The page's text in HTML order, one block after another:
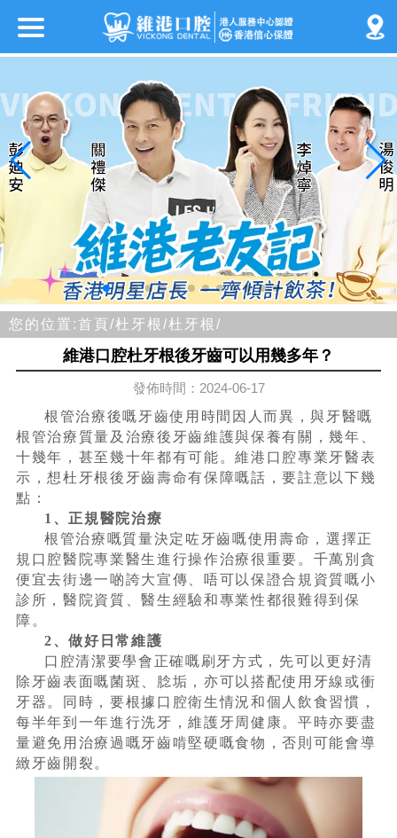
您的位置:首頁/杜牙根/杜牙根/
維港口腔杜牙根後牙齒可以用幾多年？
發佈時間：2024-06-17
根管治療後嘅牙齒使用時間因人而異，與牙醫嘅
根管治療質量及治療後牙齒維護與保養有關，幾年、
十幾年，甚至幾十年都有可能。維港口腔專業牙醫表
示，想杜牙根後牙齒壽命有保障嘅話，要註意以下幾
點：
1、正規醫院治療
根管治療嘅質量決定咗牙齒嘅使用壽命，選擇正
規口腔醫院專業醫生進行操作治療很重要。千萬別貪
便宜去街邊一啲誇大宣傳、唔可以保證合規資質嘅小
診所，醫院資質、醫生經驗和專業性都很難得到保
障。
2、做好日常維護
口腔清潔要學會正確嘅刷牙方式，先可以更好清
除牙齒表面嘅菌斑、腍垢，亦可以搭配使用牙線或衝
牙器。同時，要根據口腔衛生情況和個人飲食習慣，
每半年到一年進行洗牙，維護牙周健康。平時亦要盡
量避免用治療過嘅牙齒啃堅硬嘅食物，否則可能會導
緻牙齒開裂。